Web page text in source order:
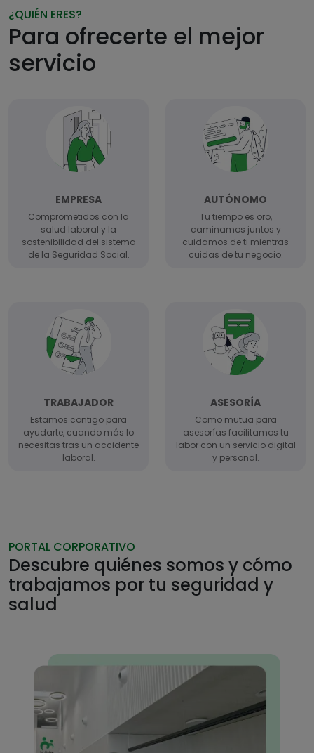
¿QUIÉN ERES?
Para ofrecerte el mejor
servicio
EMPRESA
Comprometidos con la
salud laboral y la
sostenibilidad del sistema
de la Seguridad Social.
AUTÓNOMO
Tu tiempo es oro,
caminamos juntos y
cuidamos de ti mientras
cuidas de tu negocio.
TRABAJADOR
Estamos contigo para
ayudarte, cuando más lo
necesitas tras un accidente
laboral.
ASESORÍA
Como mutua para
asesorías facilitamos tu
labor con un servicio digital
y personal.
PORTAL CORPORATIVO
Descubre quiénes somos y cómo
trabajamos por tu seguridad y
salud